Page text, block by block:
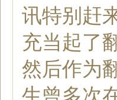
讯特别赶
充当起了
然后作为
生曾多次